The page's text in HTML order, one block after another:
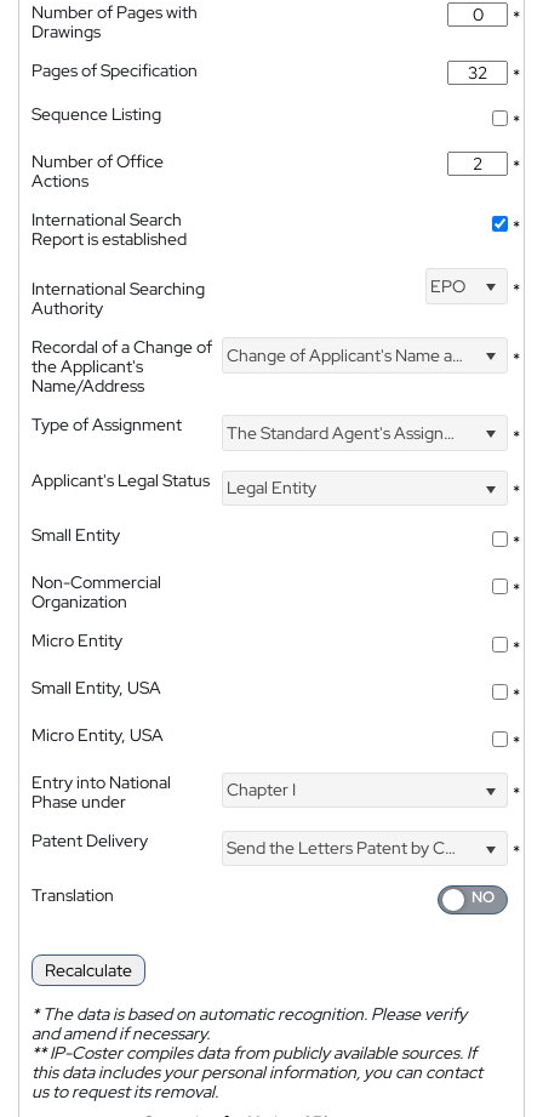
Number of Pages with
Drawings
*
Pages of Specification
*
Sequence Listing
*
Number of Office
Actions
*
International Search
Report is established
*
International Searching
Authority
EPO *
Recordal of a Change of
the Applicant's
Name/Address
Change of Applicant's Name and Address *
Type of Assignment The Standard Agent's Assignment
*
Applicant's Legal Status
Legal Entity
*
Small Entity
*
Non-Commercial
Organization
*
Micro Entity
*
Small Entity, USA
*
Micro Entity, USA
*
Entry into National
Phase under
Chapter I *
Patent Delivery Send the Letters Patent by Courier
*
Translation
Recalculate
*The data is based on automatic recognition. Please verify
and amend if necessary.
**IP-Coster compiles data from publicly available sources. If
this data includes your personal information, you can contact
us to request its removal.